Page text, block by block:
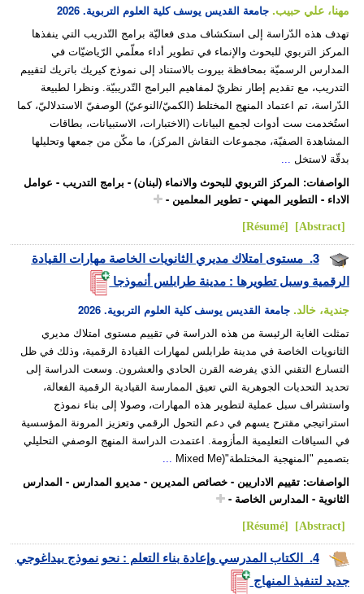
مهنا، علي حبيب.جامعة القديس يوسف كلية العلوم التربوية.2026
تهدف هذه الدّراسة إلى استكشاف مدى فعاليّة برامج التّدريب التي ينفذها
المركز التربوي للبحوث والإنماء في تطوير أداء معلّمي الرّياضيّات في
المدارس الرسميّة بمحافظة بيروت بالاستناد إلى نموذج كيريك باتريك لتقييم
التدريب، مع تقديم إطار نظريّ لمفاهيم البرامج التّدريبيّة. ونظرا لطبيعة
الدّراسة، تم اعتماد المنهج المختلط (الكميّ/النوعيّ) الوصفيّ الاستدلاليّ، كما
استُخدمت ست أدوات لجمع البيانات (الاختبارات، الاستبيانات، بطاقات
المشاهدة الصفيّة، مجموعات النقاش المركز)، ما مكّن من جمعها وتحليلها
بدقّة لاستخل
الواصفات: المركز التربوي للبحوث والانماء (لبنان) - برامج التدريب - عوامل
الاداء - التطوير المهني -تطوير المعلمين -
[Abstract]
[Résumé]
3. مستوى امتلاك مديري الثانويات الخاصة مهارات القيادة
الرقمية وسبل تطويرها : مدينة طرابلس أنموذجا
جندية، خالد.جامعة القديس يوسف كلية العلوم التربوية.2026
تمثلت الغاية الرئيسة من هذه الدراسة في تقييم مستوى امتلاك مديري
الثانويات الخاصة في مدينة طرابلس لمهارات القيادة الرقمية، وذلك في ظل
التسارع التقني الذي يفرضه القرن الحادي والعشرون. وسعت الدراسة إلى
تحديد التحديات الجوهرية التي تعيق الممارسة القيادية الرقمية الفعالة،
واستشراف سبل عملية لتطوير هذه المهارات، وصولا إلى بناء نموذج
استراتيجي مقترح يسهم في دعم التحول الرقمي وتعزيز المرونة المؤسسية
في السياقات التعليمية المأزومة. اعتمدت الدراسة المنهج الوصفي التحليلي
بتصميم "المنهجية المختلطة"(Mixed Me
الواصفات:تقييم الاداريين -خصائص المديرين -مديرو المدارس - المدارس
الثانوية - المدارس الخاصة -
[Abstract]
[Résumé]
4. الكتاب المدرسي وإعادة بناء التعلم : نحو نموذج بيداغوجي
جديد لتنفيذ المنهاج